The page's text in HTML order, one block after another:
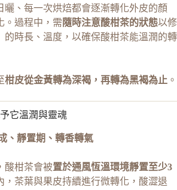
曬、每一次烘焙都會逐漸轉化外皮的顏
。過程中，需 隨時注意酸柑茶的狀態以修
的時長、溫度，以確保酸柑茶能溫潤的轉
柑皮從金黃轉為深褐，再轉為黑褐為止 。
它溫潤與靈魂
、靜置期、轉香轉氣
酸柑茶會被置於通風恆溫環境靜置至少3
，茶葉與果皮持續進行微轉化，酸澀退